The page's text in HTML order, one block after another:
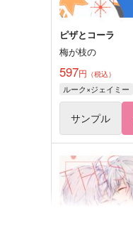
ピザとコーラ
梅が枝の
597円 （税込）
ルーク×ジェイミー
サンプル